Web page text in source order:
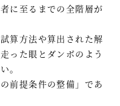
に至るまでの全階層が
算方法や算出された解
った眼とダンボのよう
。
前提条件の整備」であ